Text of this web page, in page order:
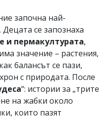
започна най-
. Децата се запознаха
и пермакултурата,
значение – растения,
балансът се пази,
с природата. После
“: истории за „трите
на жабки около
които пазят